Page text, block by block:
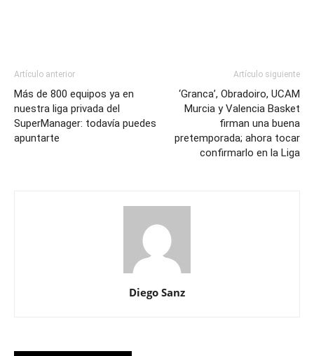
Artículo anterior
Más de 800 equipos ya en
nuestra liga privada del
SuperManager: todavía puedes
apuntarte
Artículo siguiente
‘Granca’, Obradoiro, UCAM
Murcia y Valencia Basket
firman una buena
pretemporada; ahora tocar
confirmarlo en la Liga
Diego Sanz